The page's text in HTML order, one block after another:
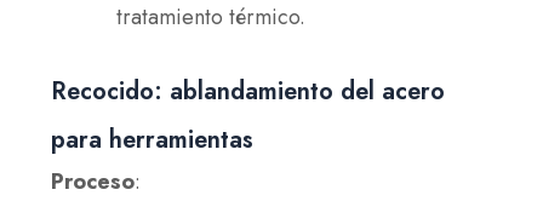
tratamiento térmico.
Recocido: ablandamiento del acero
para herramientas
Proceso: